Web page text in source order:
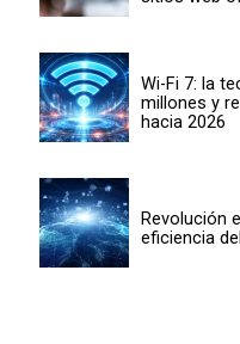
Wi-Fi 7: la
millones y
hacia 2026
Revolución
eficiencia